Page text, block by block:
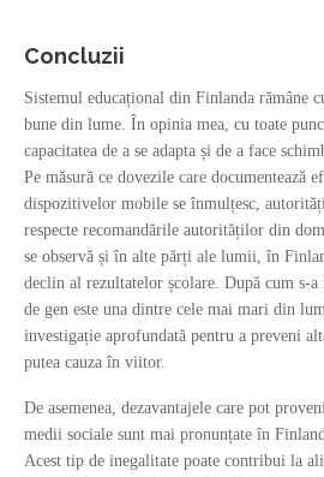
Concluzii
Sistemul educațional din Finlanda rămâne
bune din lume. În opinia mea, cu toate
capacitatea de a se adapta și de a face
Pe măsură ce dovezile care documentează
dispozitivelor mobile se înmulțesc,
respecte recomandările autorităților din
se observă și în alte părți ale lumii, în
declin al rezultatelor școlare. După cum s-a
de gen este una dintre cele mai mari din
investigație aprofundată pentru a preveni
putea cauza în viitor.
De asemenea, dezavantajele care pot
medii sociale sunt mai pronunțate în
Acest tip de inegalitate poate contribui la